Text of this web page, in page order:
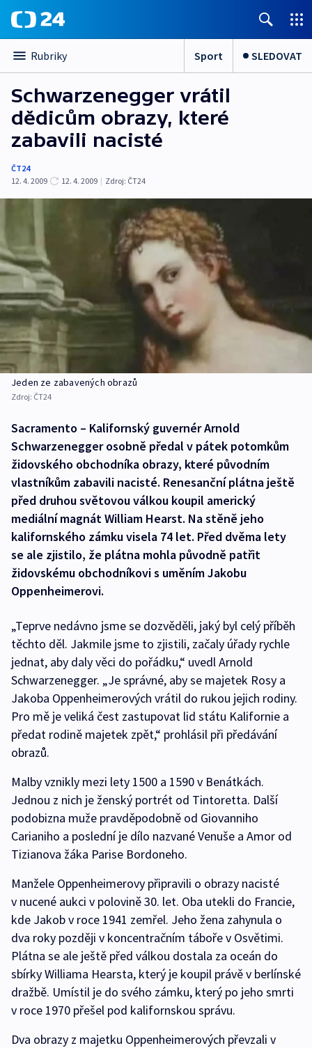
Rubriky Sport SLEDOVAT
Schwarzenegger vrátil
dědicům obrazy, které
zabavili nacisté
ČT24
12. 4. 2009
12. 4. 2009 | Zdroj: ČT24
Jeden ze zabavených obrazů
Zdroj: ČT24
Sacramento – Kalifornský guvernér Arnold
Schwarzenegger osobně předal v pátek potomkům
židovského obchodníka obrazy, které původním
vlastníkům zabavili nacisté. Renesanční plátna ještě
před druhou světovou válkou koupil americký
mediální magnát William Hearst. Na stěně jeho
kalifornského zámku visela 74 let. Před dvěma lety
se ale zjistilo, že plátna mohla původně patřit
židovskému obchodníkovi s uměním Jakobu
Oppenheimerovi.
„Teprve nedávno jsme se dozvěděli, jaký byl celý příběh
těchto děl. Jakmile jsme to zjistili, začaly úřady rychle
jednat, aby daly věci do pořádku,“ uvedl Arnold
Schwarzenegger. „Je správné, aby se majetek Rosy a
Jakoba Oppenheimerových vrátil do rukou jejich rodiny.
Pro mě je veliká čest zastupovat lid státu Kalifornie a
předat rodině majetek zpět,“ prohlásil při předávání
obrazů.
Malby vznikly mezi lety 1500 a 1590 v Benátkách.
Jednou z nich je ženský portrét od Tintoretta. Další
podobizna muže pravděpodobně od Giovanniho
Carianiho a poslední je dílo nazvané Venuše a Amor od
Tizianova žáka Parise Bordoneho.
Manžele Oppenheimerovy připravili o obrazy nacisté
v nucené aukci v polovině 30. let. Oba utekli do Francie,
kde Jakob v roce 1941 zemřel. Jeho žena zahynula o
dva roky později v koncentračním táboře v Osvětimi.
Plátna se ale ještě před válkou dostala za oceán do
sbírky Williama Hearsta, který je koupil právě v berlínské
dražbě. Umístil je do svého zámku, který po jeho smrti
v roce 1970 přešel pod kalifornskou správu.
Dva obrazy z majetku Oppenheimerových převzali v